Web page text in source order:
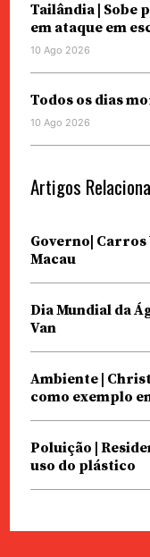
Tailândia | Sobe
em ataque em
10 Ago 2026
Todos os dias
10 Ago 2026
Artigos
Governo|
Macau
Dia Mundial da
Van
Ambiente |
como exemplo
Poluição |
uso do plástico